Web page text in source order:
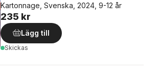
Kartonnage, Svenska, 2024, 9-12 år
235 kr
Lägg till
Skickas